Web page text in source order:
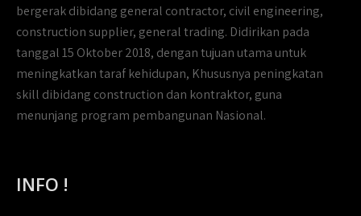
bergerak dibidang general contractor, civil engineering,
construction supplier, general trading. Didirikan pada
tanggal 15 Oktober 2018, dengan tujuan utama untuk
meningkatkan taraf kehidupan, Khususnya peningkatan
skill dibidang construction dan kontraktor, guna
menunjang program pembangunan Nasional.
INFO !